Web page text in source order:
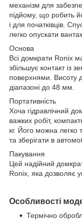
механізм для
підйому, що робить
і для початківців.
легко опускати
Основа
Всі домкрати Ronix
збільшує контакт із
поверхнями. Висоту
діапазоні до 48 мм.
Портативність
Хоча гідравлічний
важких робіт,
кг. Його можна легко
та зберігати в
Пакування
Цей надійний
Ronix, яка дозволяє
Особливості
Термічно